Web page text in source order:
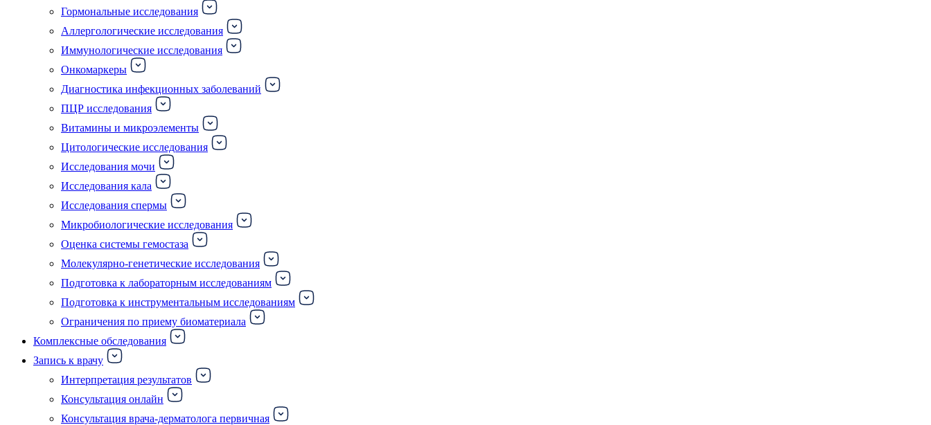
Гормональные исследования
Аллергологические исследования
Иммунологические исследования
Онкомаркеры
Диагностика инфекционных заболеваний
ПЦР исследования
Витамины и микроэлементы
Цитологические исследования
Исследования мочи
Исследования кала
Исследования спермы
Микробиологические исследования
Оценка системы гемостаза
Молекулярно-генетические исследования
Подготовка к лабораторным исследованиям
Подготовка к инструментальным исследованиям
Ограничения по приему биоматериала
Комплексные обследования
Запись к врачу
Интерпретация результатов
Консультация онлайн
Консультация врача-дерматолога первичная